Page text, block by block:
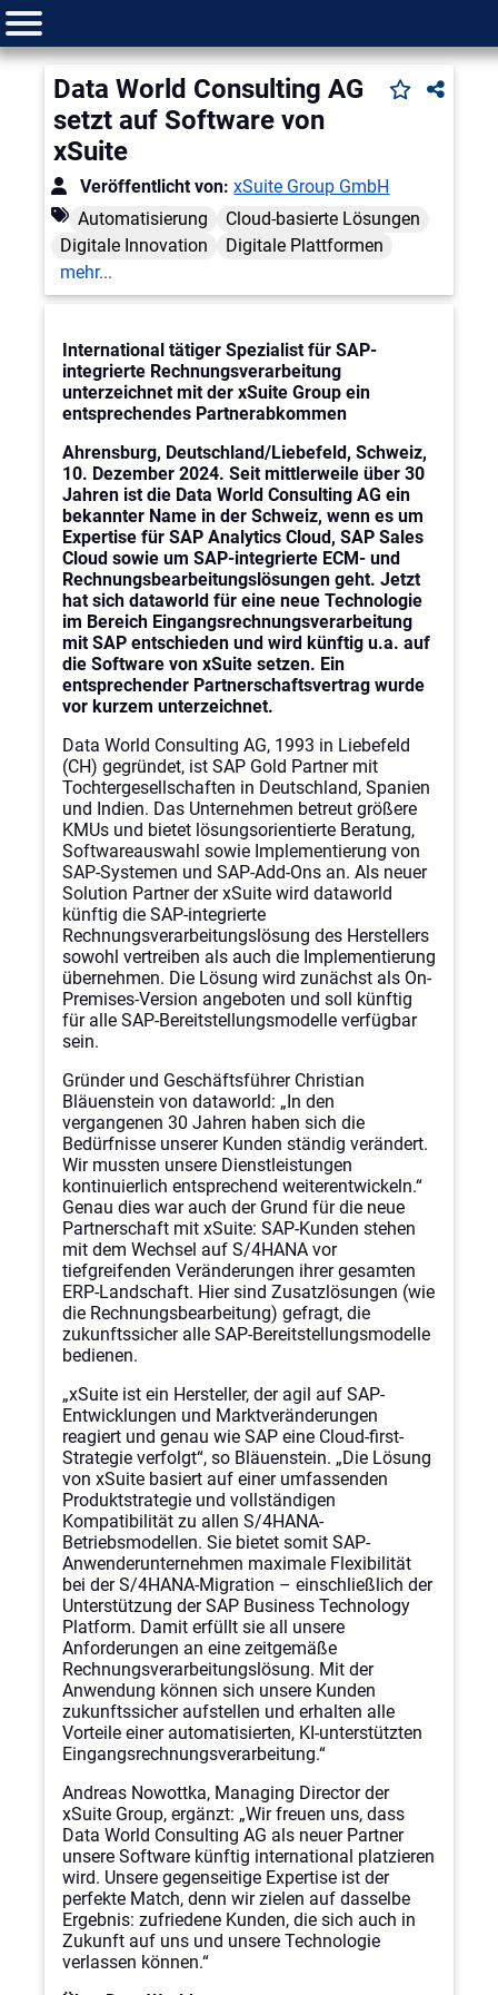
Data World Consulting AG
setzt auf Software von
xSuite
Veröffentlicht von:xSuite Group GmbH
Automatisierung
Cloud-basierte Lösungen
Digitale Innovation
Digitale Plattformen
mehr...
International tätiger Spezialist für SAP-
integrierte Rechnungsverarbeitung
unterzeichnet mit der xSuite Group ein
entsprechendes Partnerabkommen
Ahrensburg, Deutschland/Liebefeld, Schweiz,
10. Dezember 2024. Seit mittlerweile über 30
Jahren ist die Data World Consulting AG ein
bekannter Name in der Schweiz, wenn es um
Expertise für SAP Analytics Cloud, SAP Sales
Cloud sowie um SAP-integrierte ECM- und
Rechnungsbearbeitungslösungen geht. Jetzt
hat sich dataworld für eine neue Technologie
im Bereich Eingangsrechnungsverarbeitung
mit SAP entschieden und wird künftig u.a. auf
die Software von xSuite setzen. Ein
entsprechender Partnerschaftsvertrag wurde
vor kurzem unterzeichnet.
Data World Consulting AG, 1993 in Liebefeld
(CH) gegründet, ist SAP Gold Partner mit
Tochtergesellschaften in Deutschland, Spanien
und Indien. Das Unternehmen betreut größere
KMUs und bietet lösungsorientierte Beratung,
Softwareauswahl sowie Implementierung von
SAP-Systemen und SAP-Add-Ons an. Als neuer
Solution Partner der xSuite wird dataworld
künftig die SAP-integrierte
Rechnungsverarbeitungslösung des Herstellers
sowohl vertreiben als auch die Implementierung
übernehmen. Die Lösung wird zunächst als On-
Premises-Version angeboten und soll künftig
für alle SAP-Bereitstellungsmodelle verfügbar
sein.
Gründer und Geschäftsführer Christian
Bläuenstein von dataworld: „In den
vergangenen 30 Jahren haben sich die
Bedürfnisse unserer Kunden ständig verändert.
Wir mussten unsere Dienstleistungen
kontinuierlich entsprechend weiterentwickeln.“
Genau dies war auch der Grund für die neue
Partnerschaft mit xSuite: SAP-Kunden stehen
mit dem Wechsel auf S/4HANA vor
tiefgreifenden Veränderungen ihrer gesamten
ERP-Landschaft. Hier sind Zusatzlösungen (wie
die Rechnungsbearbeitung) gefragt, die
zukunftssicher alle SAP-Bereitstellungsmodelle
bedienen.
„xSuite ist ein Hersteller, der agil auf SAP-
Entwicklungen und Marktveränderungen
reagiert und genau wie SAP eine Cloud-first-
Strategie verfolgt“, so Bläuenstein. „Die Lösung
von xSuite basiert auf einer umfassenden
Produktstrategie und vollständigen
Kompatibilität zu allen S/4HANA-
Betriebsmodellen. Sie bietet somit SAP-
Anwenderunternehmen maximale Flexibilität
bei der S/4HANA-Migration – einschließlich der
Unterstützung der SAP Business Technology
Platform. Damit erfüllt sie all unsere
Anforderungen an eine zeitgemäße
Rechnungsverarbeitungslösung. Mit der
Anwendung können sich unsere Kunden
zukunftssicher aufstellen und erhalten alle
Vorteile einer automatisierten, KI-unterstützten
Eingangsrechnungsverarbeitung.“
Andreas Nowottka, Managing Director der
xSuite Group, ergänzt: „Wir freuen uns, dass
Data World Consulting AG als neuer Partner
unsere Software künftig international platzieren
wird. Unsere gegenseitige Expertise ist der
perfekte Match, denn wir zielen auf dasselbe
Ergebnis: zufriedene Kunden, die sich auch in
Zukunft auf uns und unsere Technologie
verlassen können.“